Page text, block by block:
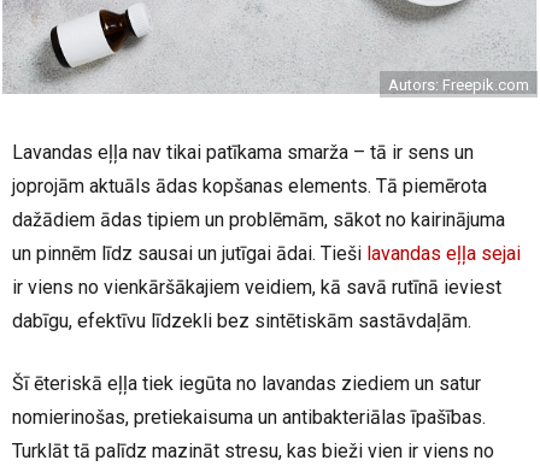
Autors: Freepik.com
Lavandas eļļa nav tikai patīkama smarža – tā ir sens un
joprojām aktuāls ādas kopšanas elements. Tā piemērota
dažādiem ādas tipiem un problēmām, sākot no kairinājuma
un pinnēm līdz sausai un jutīgai ādai. Tieši lavandas eļļa sejai
ir viens no vienkāršākajiem veidiem, kā savā rutīnā ieviest
dabīgu, efektīvu līdzekli bez sintētiskām sastāvdaļām.
Šī ēteriskā eļļa tiek iegūta no lavandas ziediem un satur
nomierinošas, pretiekaisuma un antibakteriālas īpašības.
Turklāt tā palīdz mazināt stresu, kas bieži vien ir viens no